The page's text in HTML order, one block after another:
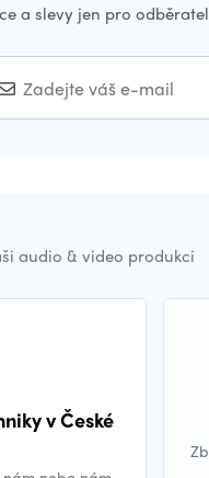
a slevy jen pro
audio & video produkci
v České